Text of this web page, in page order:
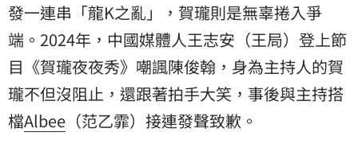
發一連串「龍K之亂」，賀瓏則是無辜捲入爭
端。2024年，中國媒體人王志安（王局）登上節
目《賀瓏夜夜秀》嘲諷陳俊翰，身為主持人的賀
瓏不但沒阻止，還跟著拍手大笑，事後與主持搭
檔Albee （范乙霏）接連發聲致歉。